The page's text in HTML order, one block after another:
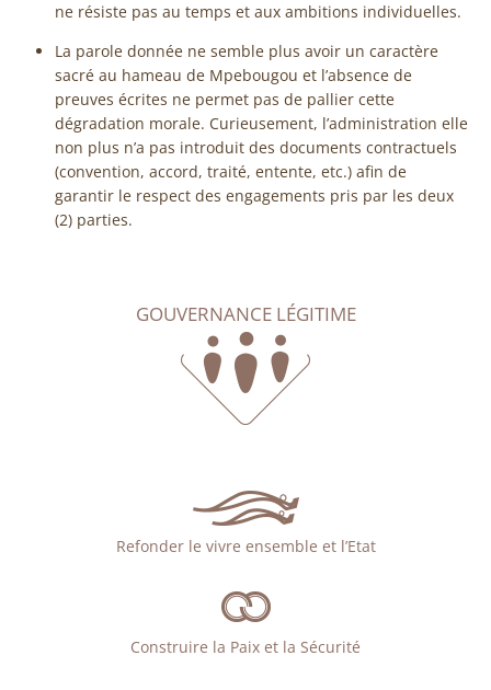
ne résiste pas au temps et aux ambitions individuelles.
La parole donnée ne semble plus avoir un caractère
sacré au hameau de Mpebougou et l’absence de
preuves écrites ne permet pas de pallier cette
dégradation morale. Curieusement, l’administration elle
non plus n’a pas introduit des documents contractuels
(convention, accord, traité, entente, etc.) afin de
garantir le respect des engagements pris par les deux
(2) parties.
GOUVERNANCE LÉGITIME
Refonder le vivre ensemble et l’Etat
Construire la Paix et la Sécurité